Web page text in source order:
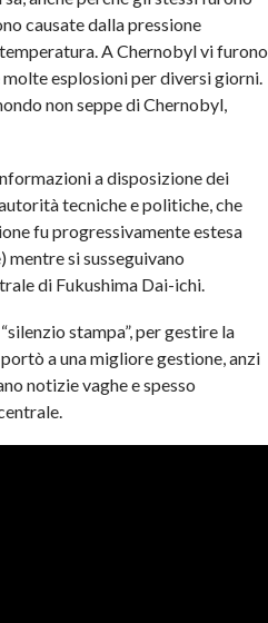
causate dalla pressione
A Chernobyl vi furono
esplosioni per diversi giorni.
non seppe di Chernobyl,
a disposizione dei
tecniche e politiche, che
fu progressivamente estesa
mentre si susseguivano
di Fukushima Dai-ichi.
stampa”, per gestire la
a una migliore gestione, anzi
notizie vaghe e spesso